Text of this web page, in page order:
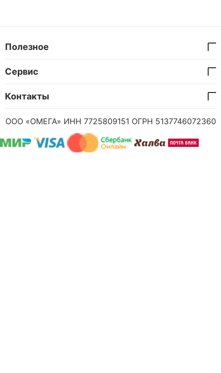
Полезное
Сервис
Контакты
ООО «ОМЕГА» ИНН 7725809151 ОГРН 5137746072360